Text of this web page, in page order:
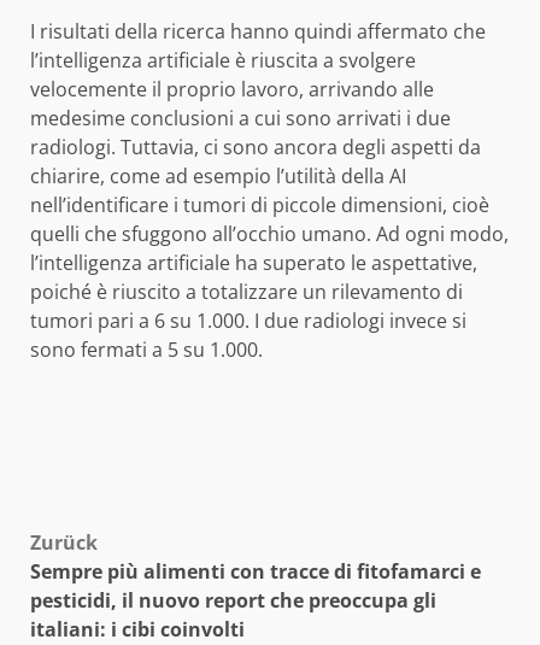
I risultati della ricerca hanno quindi affermato che
l’intelligenza artificiale è riuscita a svolgere
velocemente il proprio lavoro, arrivando alle
medesime conclusioni a cui sono arrivati i due
radiologi. Tuttavia, ci sono ancora degli aspetti da
chiarire, come ad esempio l’utilità della AI
nell’identificare i tumori di piccole dimensioni, cioè
quelli che sfuggono all’occhio umano. Ad ogni modo,
l’intelligenza artificiale ha superato le aspettative,
poiché è riuscito a totalizzare un rilevamento di
tumori pari a 6 su 1.000. I due radiologi invece si
sono fermati a 5 su 1.000.
Beitragsnavigation
Zurück
Sempre più alimenti con tracce di fitofamarci e
pesticidi, il nuovo report che preoccupa gli
italiani: i cibi coinvolti